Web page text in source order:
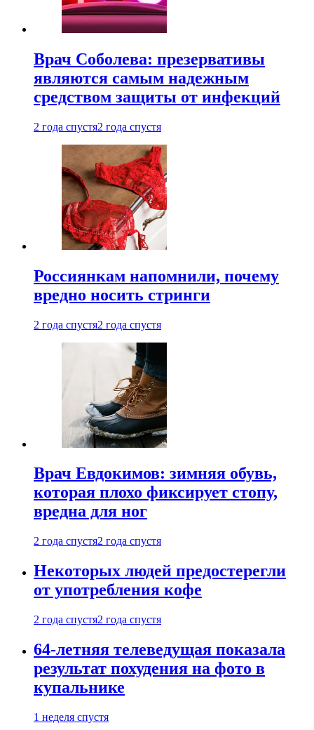
Врач Соболева: презервативы
являются самым надежным
средством защиты от инфекций
2 года спустя2 года спустя
Россиянкам напомнили, почему
вредно носить стринги
2 года спустя2 года спустя
Врач Евдокимов: зимняя обувь,
которая плохо фиксирует стопу,
вредна для ног
2 года спустя2 года спустя
Некоторых людей предостерегли
от употребления кофе
2 года спустя2 года спустя
64-летняя телеведущая показала
результат похудения на фото в
купальнике
1 неделя спустя